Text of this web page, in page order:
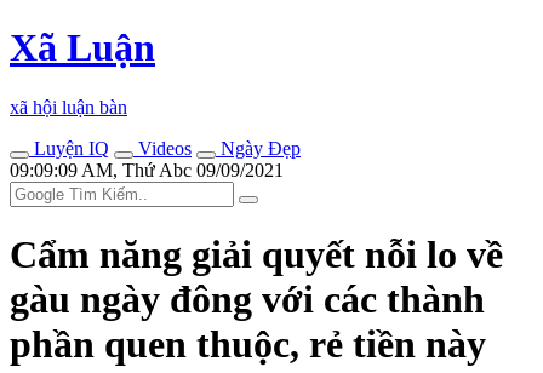
Xã Luận
xã hội luận bàn
Luyện IQ
Videos
Ngày Đẹp
09:09:09 AM, Thứ Abc 09/09/2021
Cẩm năng giải quyết nỗi lo về
gàu ngày đông với các thành
phần quen thuộc, rẻ tiền này